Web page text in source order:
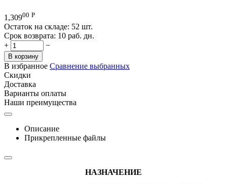
1,30900 Р
Остаток на складе: 52 шт.
Срок возврата: 10 раб. дн.
+
−
В корзину
В избранное Сравнение выбранных
Скидки
Доставка
Варианты оплаты
Наши преимущества
Описание
Прикрепленные файлы
НАЗНАЧЕНИЕ